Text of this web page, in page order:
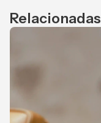
Relacionadas